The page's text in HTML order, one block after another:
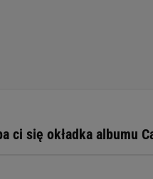
ci się okładka albumu